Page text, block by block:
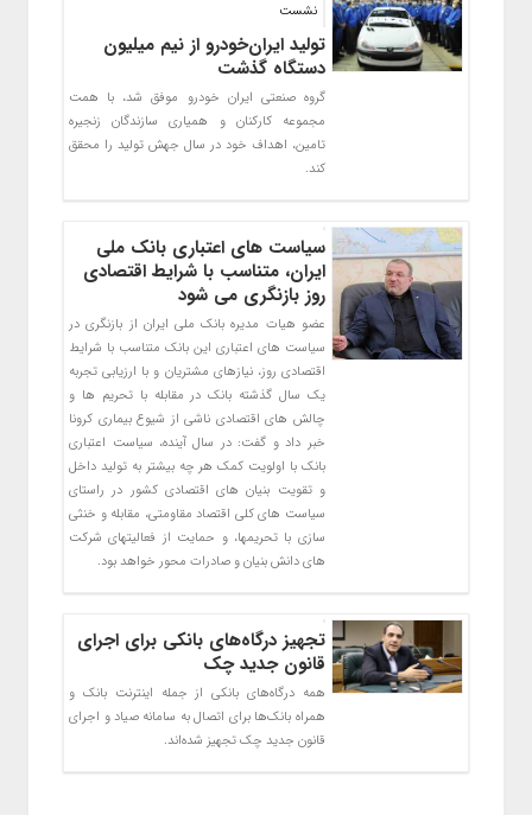
نشست
تولید ایران‌خودرو از نیم میلیون
دستگاه گذشت
گروه صنعتی ایران خودرو موفق شد، با همت
مجموعه کارکنان و همیاری سازندگان زنجیره
تامین، اهداف خود در سال جهش تولید را محقق
کند.
سیاست های اعتباری بانک ملی
ایران، متناسب با شرایط اقتصادی
روز بازنگری می شود
عضو هیات مدیره بانک ملی ایران از بازنگری در
سیاست های اعتباری این بانک متناسب با شرایط
اقتصادی روز، نیازهای مشتریان و با ارزیابی تجربه
یک سال گذشته بانک در مقابله با تحریم ها و
چالش های اقتصادی ناشی از شیوع بیماری کرونا
خبر داد و گفت: در سال آینده، سیاست اعتباری
بانک با اولویت کمک هر چه بیشتر به تولید داخل
و تقویت بنیان های اقتصادی کشور در راستای
سیاست های کلی اقتصاد مقاومتی، مقابله و خنثی
سازی با تحریمها، و حمایت از فعالیتهای شرکت
های دانش بنیان و صادرات محور خواهد بود.
تجهیز درگاه‌های بانکی برای اجرای
قانون جدید چک
همه درگاه‌های بانکی از جمله اینترنت بانک و
همراه بانک‌ها برای اتصال به سامانه صیاد و اجرای
قانون جدید چک تجهیز شده‌اند.